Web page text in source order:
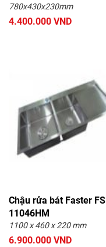
780x430x230mm
4.400.000 VND
Chậu rửa bát Faster FS
11046HM
1100 x 460 x 220 mm
6.900.000 VND